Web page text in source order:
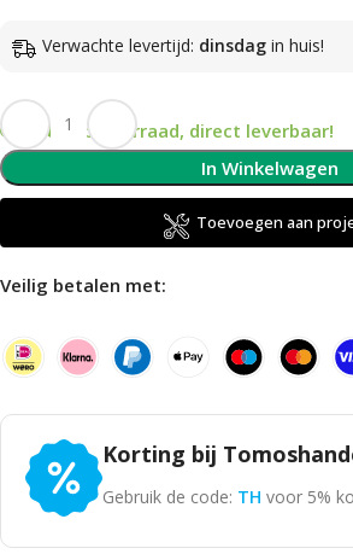
Verwachte levertijd: dinsdag in huis!
Op voorraad, direct leverbaar!
In Winkelwagen
Toevoegen aan
Veilig betalen met:
Korting bij
Gebruik de code: TH voor 5%